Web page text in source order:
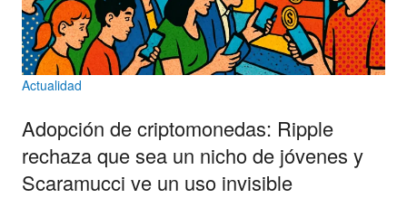
Actualidad
Adopción de criptomonedas: Ripple
rechaza que sea un nicho de jóvenes y
Scaramucci ve un uso invisible